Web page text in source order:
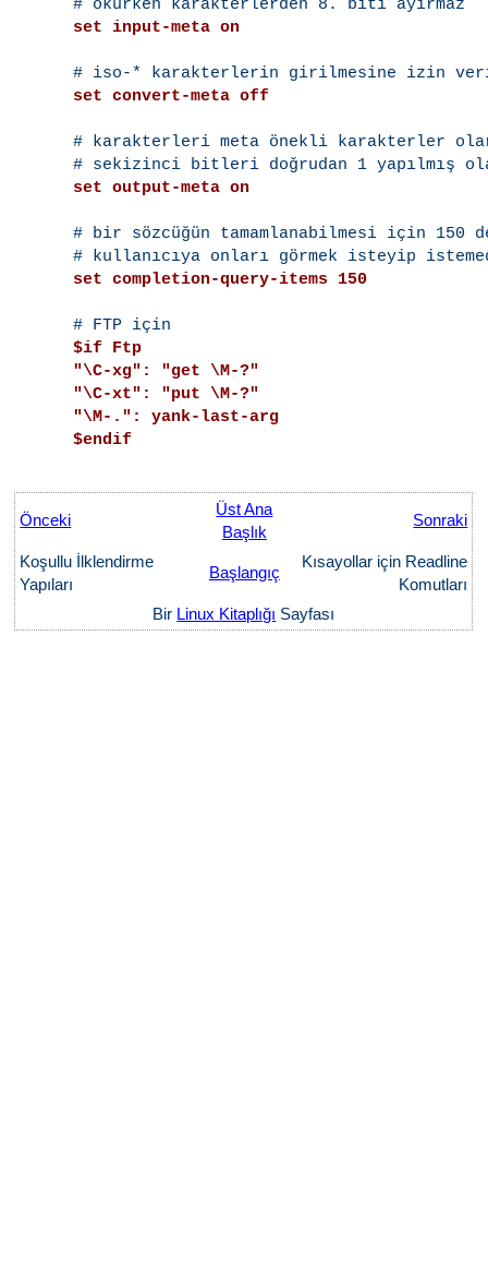
set input-meta on
set convert-meta off
# karakterleri meta önekli karakterler
set output-meta on
# bir sözcüğün tamamlanabilmesi için 150
set completion-query-items 150
$if Ftp
"\C-xg": "get \M-?"
"\C-xt": "put \M-?"
"\M-.": yank-last-arg
$endif
Önceki
Üst Ana
Başlık
Sonraki
Koşullu İlklendirme
Yapıları
Başlangıç
Kısayollar için Readline
Komutları
Bir Linux Kitaplığı Sayfası